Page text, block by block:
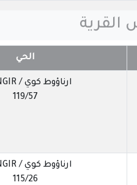
الحي
ارناؤوط كوي / CILINGIR
119/57
ارناؤوط كوي / CILINGIR
115/26